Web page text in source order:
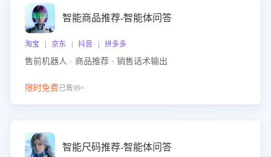
智能商品推荐-智能体问答
淘宝 | 京东 | 抖音 | 拼多多
售前机器人 · 商品推荐 · 销售话术输出
限时免费已售99+
智能尺码推荐-智能体问答